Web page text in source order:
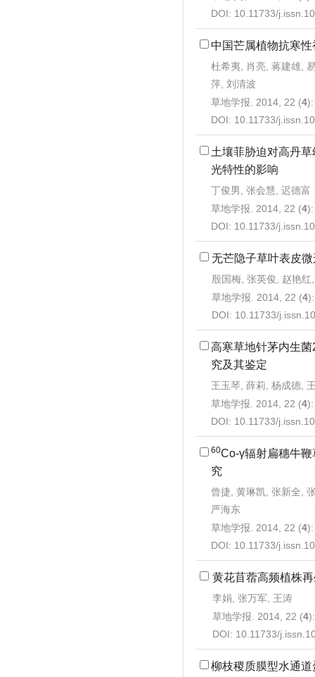
DOI: 10.11733/
中国芒属植物抗寒性
杜希夷, 肖亮, 蒋建雄,
萍, 刘清波
草地学报. 2014, 22 (4
DOI: 10.11733/
土壤菲胁迫对高丹
光特性的影响
丁俊男, 张会慧, 迟德富
草地学报. 2014, 22 (4
DOI: 10.11733/
无芒隐子草叶表皮
殷国梅, 张英俊, 赵艳红
草地学报. 2014, 22 (4
DOI: 10.11733/
高寒草地针茅内生
究及其鉴定
王玉琴, 薛莉, 杨成德,
草地学报. 2014, 22 (4
DOI: 10.11733/
60Co-γ辐射扁穗牛
究
曾捷, 黄琳凯, 张新全,
严海东
草地学报. 2014, 22 (4
DOI: 10.11733/
黄花苜蓿高频植株
李娟, 张万军, 王涛
草地学报. 2014, 22 (4
DOI: 10.11733/
柳枝稷质膜型水通